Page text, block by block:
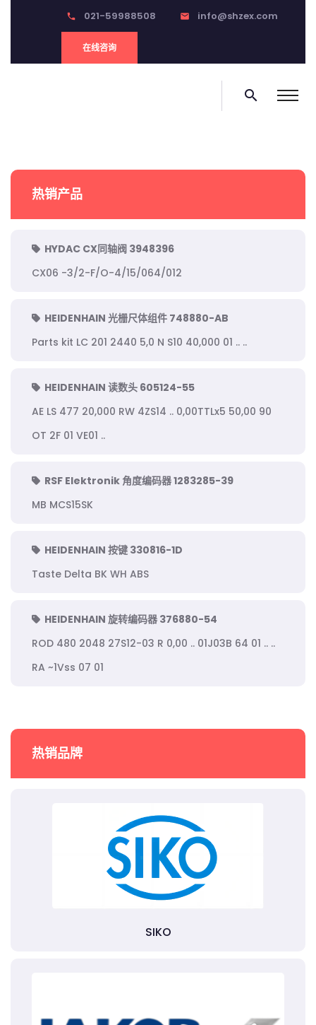
phone 021-59988508 email info@shzex.com
在线咨询
search
热销产品
HYDAC CX同轴阀 3948396
CX06 -3/2-F/O-4/15/064/012
HEIDENHAIN 光栅尺体组件 748880-AB
Parts kit LC 201 2440 5,0 N S10 40,000 01 .. ..
HEIDENHAIN 读数头 605124-55
AE LS 477 20,000 RW 4ZS14 .. 0,00TTLx5 50,00 90
OT 2F 01 VE01 ..
RSF Elektronik 角度编码器 1283285-39
MB MCS15SK
HEIDENHAIN 按键 330816-1D
Taste Delta BK WH ABS
HEIDENHAIN 旋转编码器 376880-54
ROD 480 2048 27S12-03 R 0,00 .. 01J03B 64 01 .. ..
RA ~1Vss 07 01
热销品牌
SIKO